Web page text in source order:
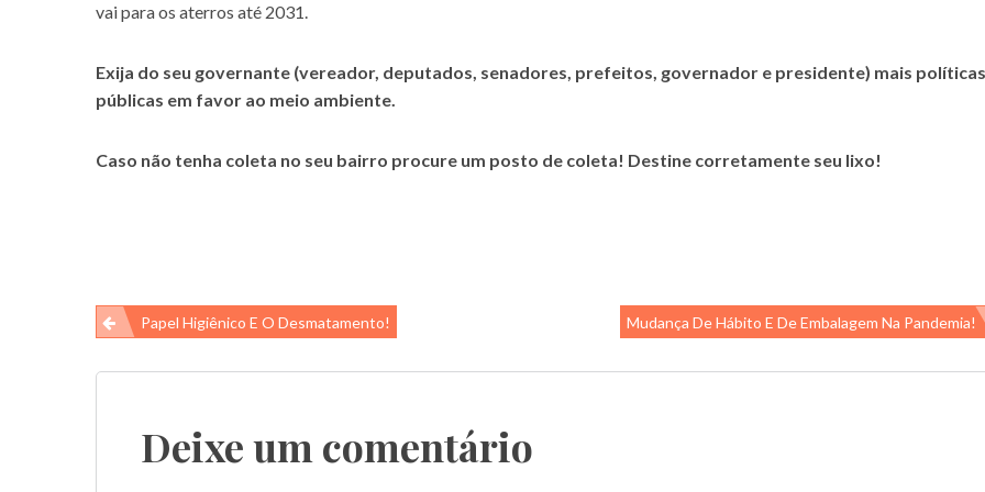
vai para os aterros até 2031.
Exija do seu governante (vereador, deputados, senadores, prefeitos, governador e presidente) mais políticas
públicas em favor ao meio ambiente.
Caso não tenha coleta no seu bairro procure um posto de coleta! Destine corretamente seu lixo!
Navegação
de
Papel Higiênico E O Desmatamento! Mudança De Hábito E De Embalagem Na Pandemia!
Deixe um comentário